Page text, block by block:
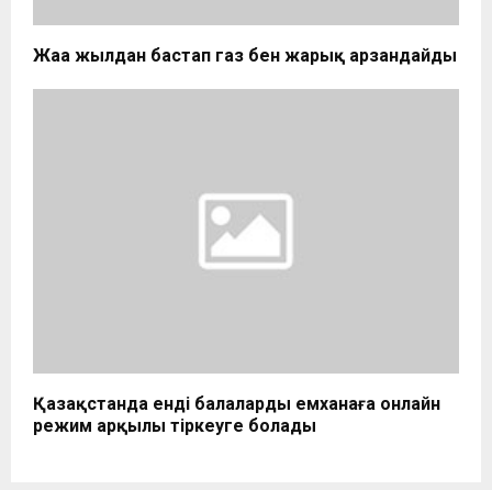
Жаңа жылдан бастап газ бен жарық арзандайды
Қазақстанда енді балаларды емханаға онлайн
режим арқылы тіркеуге болады